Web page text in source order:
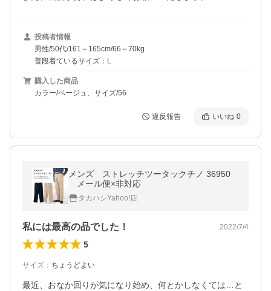
投稿者情報
男性/50代/161～165cm/66～70kg
普段着ているサイズ：L
購入した商品
カラー/ベージュ、サイズ/56
違反報告 いいね 0
メンズ ストレッチツータックチノ 36950
メール便×非対応
タカハシYahoo!店
私には最高の品でした！ 2022/7/4
5
サイズ ： ちょうどよい
最近、おなか回りが気になり始め、何とかしなくては…と